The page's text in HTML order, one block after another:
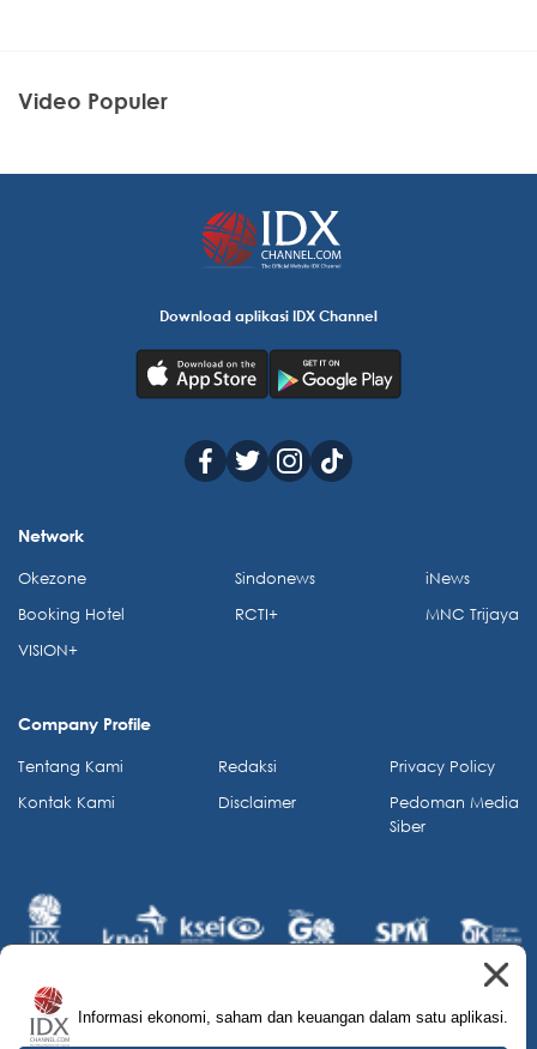
Video Populer
Informasi ekonomi, saham dan keuangan dalam satu aplikasi.
Download aplikasi IDX Channel
Network
Okezone
Booking Hotel
VISION+
Sindonews
RCTI+
iNews
MNC Trijaya
Company Profile
Tentang Kami
Kontak Kami
Redaksi
Disclaimer
Privacy Policy
Pedoman Media
Siber
© 2026 IDX Channel. All Rights Reserved.